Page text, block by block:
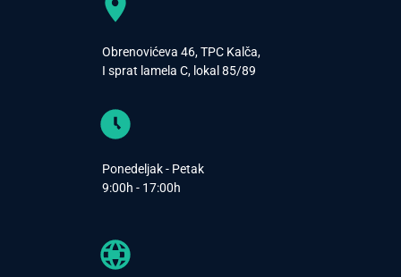
Obrenovićeva 46, TPC Kalča,
I sprat lamela C, lokal 85/89
Ponedeljak - Petak
9:00h - 17:00h